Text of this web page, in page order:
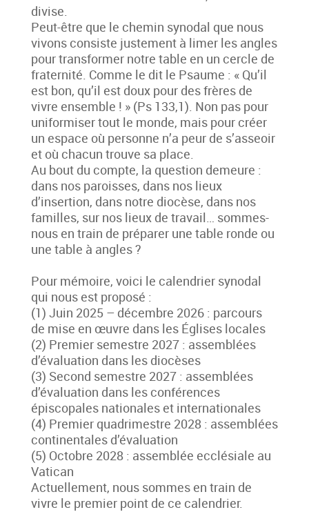
divise.
Peut-être que le chemin synodal que nous
vivons consiste justement à limer les angles
pour transformer notre table en un cercle de
fraternité. Comme le dit le Psaume : « Qu’il
est bon, qu’il est doux pour des frères de
vivre ensemble ! » (Ps 133,1). Non pas pour
uniformiser tout le monde, mais pour créer
un espace où personne n’a peur de s’asseoir
et où chacun trouve sa place.
Au bout du compte, la question demeure :
dans nos paroisses, dans nos lieux
d’insertion, dans notre diocèse, dans nos
familles, sur nos lieux de travail… sommes-
nous en train de préparer une table ronde ou
une table à angles ?
Pour mémoire, voici le calendrier synodal
qui nous est proposé :
(1) Juin 2025 – décembre 2026 : parcours
de mise en œuvre dans les Églises locales
(2) Premier semestre 2027 : assemblées
d’évaluation dans les diocèses
(3) Second semestre 2027 : assemblées
d’évaluation dans les conférences
épiscopales nationales et internationales
(4) Premier quadrimestre 2028 : assemblées
continentales d’évaluation
(5) Octobre 2028 : assemblée ecclésiale au
Vatican
Actuellement, nous sommes en train de
vivre le premier point de ce calendrier.